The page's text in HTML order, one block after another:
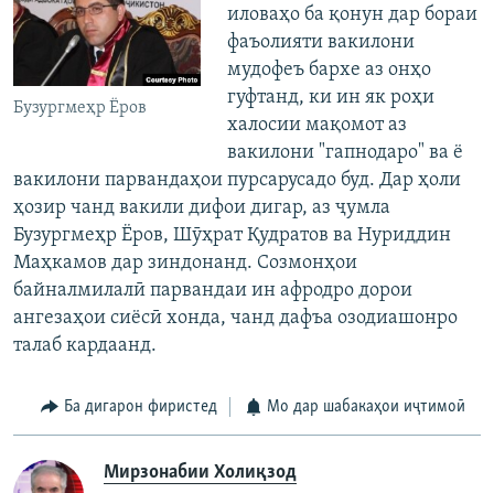
Бузургмеҳр Ёров
иловаҳо ба қонун дар бораи
фаъолияти вакилони
мудофеъ бархе аз онҳо
гуфтанд, ки ин як роҳи
халосии мақомот аз
вакилони "гапнодаро" ва ё
вакилони парвандаҳои пурсарусадо буд. Дар ҳоли
ҳозир чанд вакили дифои дигар, аз ҷумла
Бузургмеҳр Ёров, Шӯҳрат Қудратов ва Нуриддин
Маҳкамов дар зиндонанд. Созмонҳои
байналмилалӣ парвандаи ин афродро дорои
ангезаҳои сиёсӣ хонда, чанд дафъа озодиашонро
талаб кардаанд.
Ба дигарон фиристед Мо дар шабакаҳои иҷтимоӣ
Мирзонабии Холиқзод